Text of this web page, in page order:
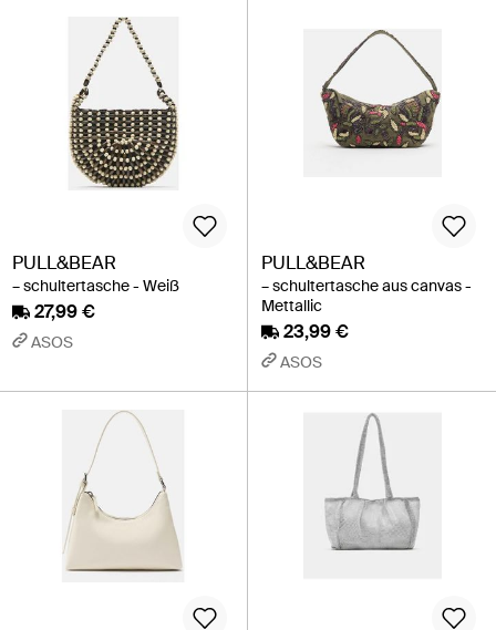
PULL&BEAR
– schultertasche - Weiß
27,99 €
ASOS
PULL&BEAR
– schultertasche aus canvas -
Mettallic
23,99 €
ASOS